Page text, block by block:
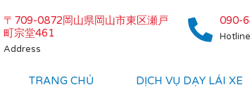
〒709-0872岡山県岡山市東区瀬戸
町宗堂461
Address
090-
Hotline
TRANG CHỦ DỊCH VỤ DẠY LÁI XE